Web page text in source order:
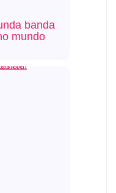
banda
mundo
Were Here”